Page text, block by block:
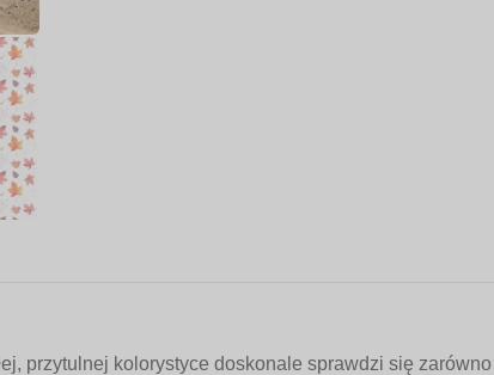
przytulnej kolorystyce doskonale sprawdzi się